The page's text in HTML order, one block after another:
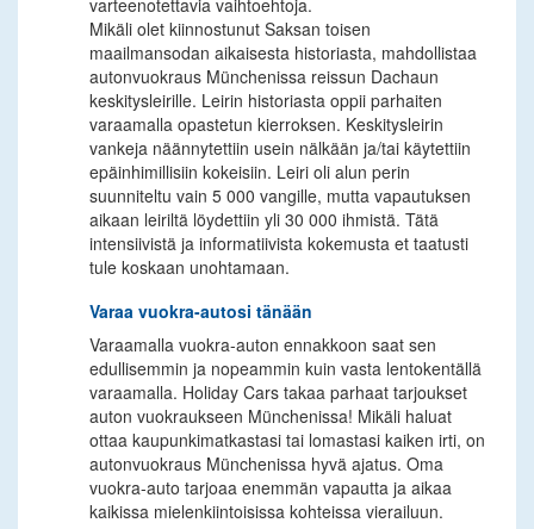
varteenotettavia vaihtoehtoja.
Mikäli olet kiinnostunut Saksan toisen
maailmansodan aikaisesta historiasta, mahdollistaa
autonvuokraus Münchenissa reissun Dachaun
keskitysleirille. Leirin historiasta oppii parhaiten
varaamalla opastetun kierroksen. Keskitysleirin
vankeja näännytettiin usein nälkään ja/tai käytettiin
epäinhimillisiin kokeisiin. Leiri oli alun perin
suunniteltu vain 5 000 vangille, mutta vapautuksen
aikaan leiriltä löydettiin yli 30 000 ihmistä. Tätä
intensiivistä ja informatiivista kokemusta et taatusti
tule koskaan unohtamaan.
Varaa vuokra-autosi tänään
Varaamalla vuokra-auton ennakkoon saat sen
edullisemmin ja nopeammin kuin vasta lentokentällä
varaamalla. Holiday Cars takaa parhaat tarjoukset
auton vuokraukseen Münchenissa! Mikäli haluat
ottaa kaupunkimatkastasi tai lomastasi kaiken irti, on
autonvuokraus Münchenissa hyvä ajatus. Oma
vuokra-auto tarjoaa enemmän vapautta ja aikaa
kaikissa mielenkiintoisissa kohteissa vierailuun.